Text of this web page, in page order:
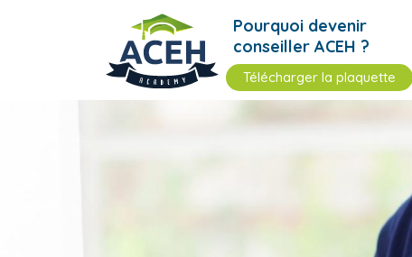
Pourquoi devenir
conseiller ACEH ?
Télécharger la plaquette